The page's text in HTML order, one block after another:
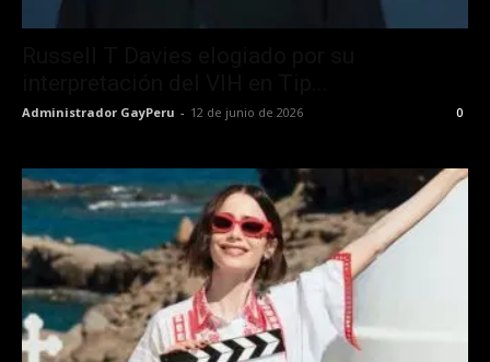
Administrador GayPeru - 12 de junio de 2026 0